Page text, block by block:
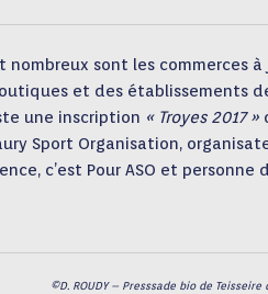
nombreux sont les commerces
et des établissements
une inscription « Troyes 2017 »
Sport Organisation,
c’est Pour ASO et personne
©D. ROUDY – Presssade bio de Teisseire